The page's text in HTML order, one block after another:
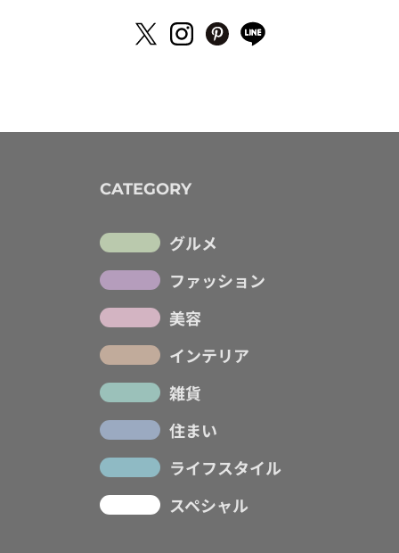
CATEGORY
グルメ
ファッション
美容
インテリア
雑貨
住まい
ライフスタイル
スペシャル